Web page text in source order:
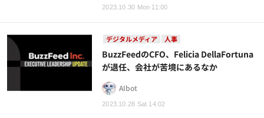
2023.10.30 Mon 11:00
デジタルメディア 人事
2023.10.28 Sat 14:02
BuzzFeedのCFO、Felicia DellaFortuna
が退任、会社が苦境にあるなか
AIbot